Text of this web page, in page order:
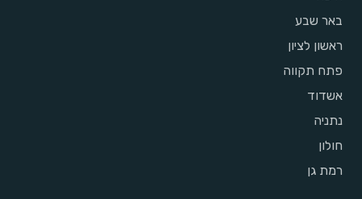
באר שבע
ראשון לציון
פתח תקווה
אשדוד
נתניה
חולון
רמת גן